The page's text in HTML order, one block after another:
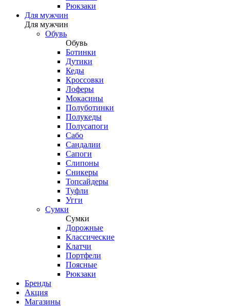
Рюкзаки
Для мужчин
Для мужчин
Обувь
Обувь
Ботинки
Дутики
Кеды
Кроссовки
Лоферы
Мокасины
Полуботинки
Полукеды
Полусапоги
Сабо
Сандалии
Сапоги
Слипоны
Сникеры
Топсайдеры
Туфли
Угги
Сумки
Сумки
Дорожные
Классические
Клатчи
Портфели
Поясные
Рюкзаки
Бренды
Акция
Магазины